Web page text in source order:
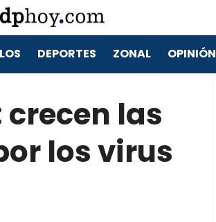
DEPORTES ZONAL OPINIÓN
las
los virus